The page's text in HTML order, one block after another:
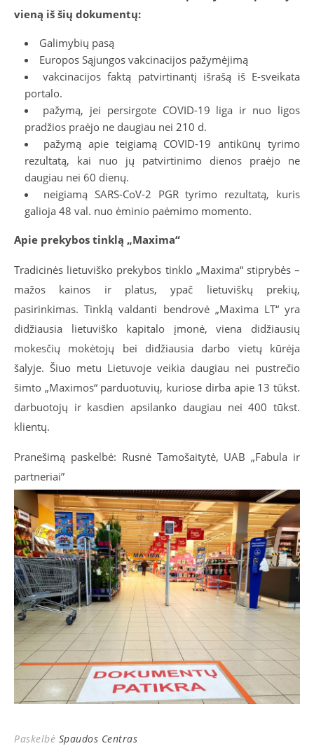
vieną iš šių dokumentų:
Galimybių pasą
Europos Sąjungos vakcinacijos pažymėjimą
vakcinacijos faktą patvirtinantį išrašą iš E-sveikata
portalo.
pažymą, jei persirgote COVID-19 liga ir nuo ligos
pradžios praėjo ne daugiau nei 210 d.
pažymą apie teigiamą COVID-19 antikūnų tyrimo
rezultatą, kai nuo jų patvirtinimo dienos praėjo ne
daugiau nei 60 dienų.
neigiamą SARS-CoV-2 PGR tyrimo rezultatą, kuris
galioja 48 val. nuo ėminio paėmimo momento.
Apie prekybos tinklą „Maxima“
Tradicinės lietuviško prekybos tinklo „Maxima“ stiprybės –
mažos kainos ir platus, ypač lietuviškų prekių,
pasirinkimas. Tinklą valdanti bendrovė „Maxima LT“ yra
didžiausia lietuviško kapitalo įmonė, viena didžiausių
mokesčių mokėtojų bei didžiausia darbo vietų kūrėja
šalyje. Šiuo metu Lietuvoje veikia daugiau nei pustrečio
šimto „Maximos“ parduotuvių, kuriose dirba apie 13 tūkst.
darbuotojų ir kasdien apsilanko daugiau nei 400 tūkst.
klientų.
Pranešimą paskelbė: Rusnė Tamošaitytė, UAB „Fabula ir
partneriai”
Paskelbė Spaudos Centras